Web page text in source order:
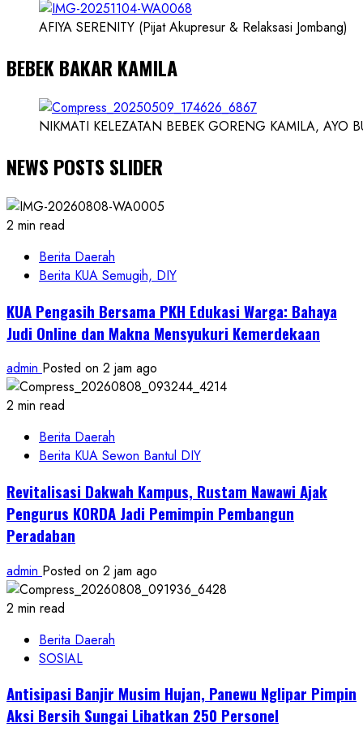
AFIYA SERENITY (Pijat Akupresur & Relaksasi Jombang)
BEBEK BAKAR KAMILA
NIKMATI KELEZATAN BEBEK GORENG KAMILA, AYO
NEWS POSTS SLIDER
2 min read
Berita Daerah
Berita KUA Semugih, DIY
KUA Pengasih Bersama PKH Edukasi Warga: Bahaya
Judi Online dan Makna Mensyukuri Kemerdekaan
admin Posted on 2 jam ago
2 min read
Berita Daerah
Berita KUA Sewon Bantul DIY
Revitalisasi Dakwah Kampus, Rustam Nawawi Ajak
Pengurus KORDA Jadi Pemimpin Pembangun
Peradaban
admin Posted on 2 jam ago
2 min read
Berita Daerah
SOSIAL
Antisipasi Banjir Musim Hujan, Panewu Nglipar Pimpin
Aksi Bersih Sungai Libatkan 250 Personel